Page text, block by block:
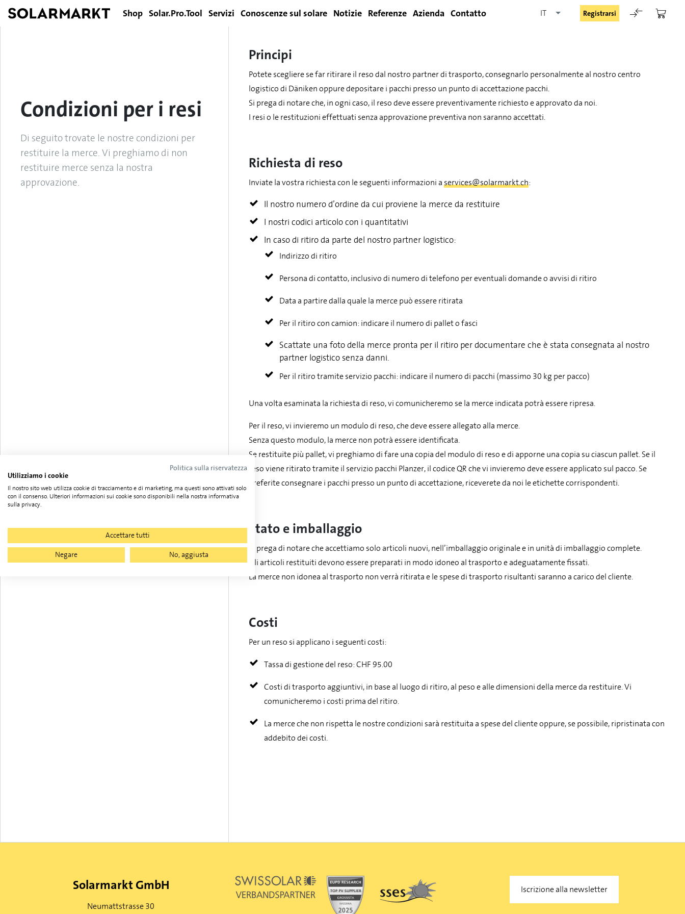
Shop Solar.Pro.Tool Servizi Conoscenze sul solare Notizie Referenze Azienda Contatto IT Registrarsi
Rimani registrato
Password dimenticata
Condizioni per i resi
Di seguito trovate le nostre condizioni per
restituire la merce. Vi preghiamo di non
restituire merce senza la nostra
approvazione.
Principi
Potete scegliere se far ritirare il reso dal nostro partner di trasporto, consegnarlo personalmente al nostro centro
logistico di Däniken oppure depositare i pacchi presso un punto di accettazione pacchi.
Si prega di notare che, in ogni caso, il reso deve essere preventivamente richiesto e approvato da noi.
I resi o le restituzioni effettuati senza approvazione preventiva non saranno accettati.
Richiesta di reso
Inviate la vostra richiesta con le seguenti informazioni aservices@solarmarkt.ch:
Il nostro numero d’ordine da cui proviene la merce da restituire
I nostri codici articolo con i quantitativi
In caso di ritiro da parte del nostro partner logistico:
Indirizzo di ritiro
Persona di contatto, inclusivo di numero di telefono per eventuali domande o avvisi di ritiro
Data a partire dalla quale la merce può essere ritirata
Per il ritiro con camion: indicare il numero di pallet o fasci
Scattate una foto della merce pronta per il ritiro per documentare che è stata consegnata al nostro
partner logistico senza danni.
Per il ritiro tramite servizio pacchi: indicare il numero di pacchi (massimo 30 kg per pacco)
Una volta esaminata la richiesta di reso, vi comunicheremo se la merce indicata potrà essere ripresa.
Per il reso, vi invieremo un modulo di reso, che deve essere allegato alla merce.
Senza questo modulo, la merce non potrà essere identificata.
Se restituite più pallet, vi preghiamo di fare una copia del modulo di reso e di apporne una copia su ciascun pallet. Se il
reso viene ritirato tramite il servizio pacchi Planzer, il codice QR che vi invieremo deve essere applicato sul pacco. Se
preferite consegnare i pacchi presso un punto di accettazione, riceverete da noi le etichette corrispondenti.
Stato e imballaggio
Si prega di notare che accettiamo solo articoli nuovi, nell’imballaggio originale e in unità di imballaggio complete.
Gli articoli restituiti devono essere preparati in modo idoneo al trasporto e adeguatamente fissati.
La merce non idonea al trasporto non verrà ritirata e le spese di trasporto risultanti saranno a carico del cliente.
Costi
Per un reso si applicano i seguenti costi:
Tassa di gestione del reso: CHF 95.00
Costi di trasporto aggiuntivi, in base al luogo di ritiro, al peso e alle dimensioni della merce da restituire. Vi
comunicheremo i costi prima del ritiro.
La merce che non rispetta le nostre condizioni sarà restituita a spese del cliente oppure, se possibile, ripristinata con
addebito dei costi.
Solarmarkt GmbH
Neumattstrasse 30
Iscrizione alla newsletter
Politica sulla riservatezza
Utilizziamo i cookie
Il nostro sito web utilizza cookie di tracciamento e di marketing, ma questi sono attivati solo
con il consenso. Ulteriori informazioni sui cookie sono disponibili nella nostra informativa
sulla privacy.
Accettare tutti
Negare
No, aggiusta